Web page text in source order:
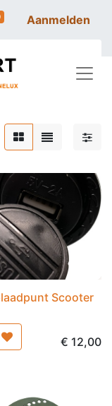
Aanmelden
Scooter
€ 12,00